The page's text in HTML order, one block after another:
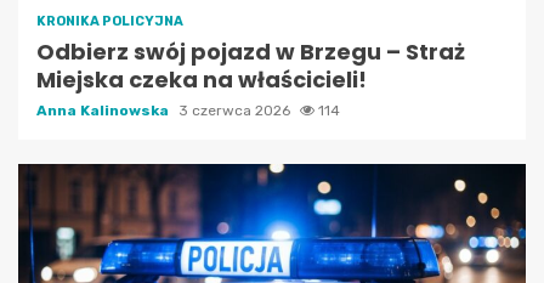
KRONIKA POLICYJNA
Odbierz swój pojazd w Brzegu – Straż
Miejska czeka na właścicieli!
Anna Kalinowska 3 czerwca 2026 114